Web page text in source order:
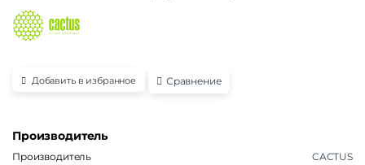
Добавить в избранное Сравнение
Производитель
Производитель CACTUS